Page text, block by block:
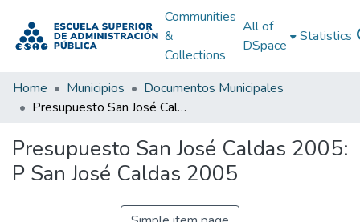
Communities
&
Collections
All of
DSpace
Statistics
Home Municipios
Documentos Municipales
Presupuesto San José Caldas 2005: P San José Caldas 2005
Presupuesto San José Caldas 2005:
P San José Caldas 2005